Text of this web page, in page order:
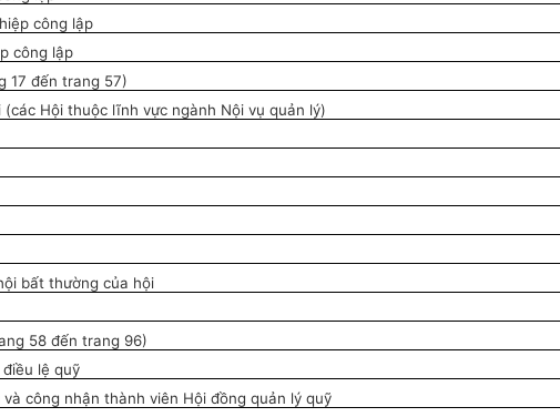
công lập
công lập
17 đến trang 57)
Hội thuộc lĩnh vực ngành Nội vụ quản lý)
bất thường của hội
58 đến trang 96)
lệ quỹ
công nhận thành viên Hội đồng quản lý quỹ